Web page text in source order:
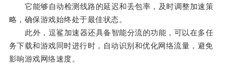
它能够自动检测线路的延迟和丢包率，及时调整加速策
略，确保游戏始终处于最佳状态。
此外，逗鲨加速器还具备智能分流的功能，可以在多任
务下载和游戏同时进行时，自动识别和优化网络流量，避免
影响游戏网络速度。